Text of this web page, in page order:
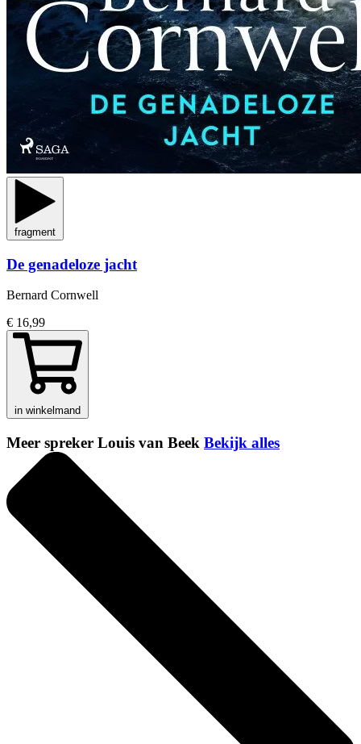
fragment
De genadeloze jacht
Bernard Cornwell
€ 16,99
in winkelmand
Meer spreker Louis van Beek Bekijk alles